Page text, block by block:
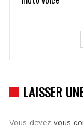
LAISSER
Vous devez vous